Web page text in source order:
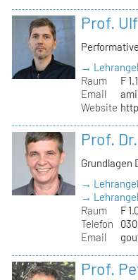
Prof.
→
Raum
F
Email
Website
Prof.
Grundlagen
→
→
Raum
F
Telefon
Email
Prof.